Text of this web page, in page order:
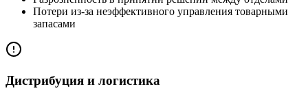
Потери из-за неэффективного управления товарными
запасами
Дистрибуция и логистика